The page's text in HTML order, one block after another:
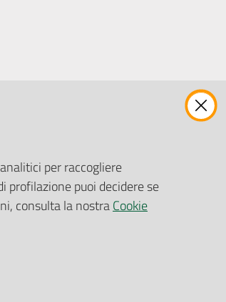
per raccogliere
profilazione puoi decidere se
consulta la nostraCookie